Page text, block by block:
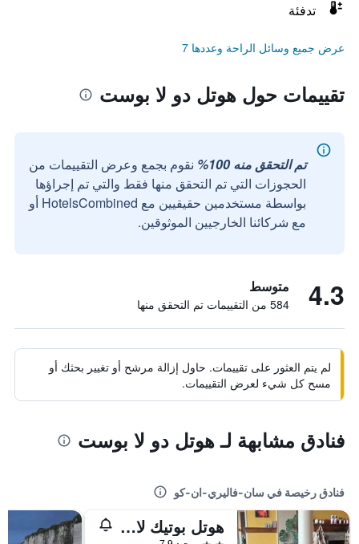
تدفئة
عرض جميع وسائل الراحة وعددها 7
تقييمات حول هوتل دو لا بوست
تم التحقق منه 100%
نقوم بجمع وعرض التقييمات من
الحجوزات التي تم التحقق منها فقط والتي تم إجراؤها
بواسطة مستخدمين حقيقيين مع HotelsCombined أو
مع شركائنا الخارجيين الموثوقين.
4.3 متوسط
584 من التقييمات تم التحقق منها
لم يتم العثور على تقييمات. حاول إزالة مرشح أو تغيير بحثك أو
مسح كل شيء لعرض التقييمات.
فنادق مشابهة لـ هوتل دو لا بوست
فنادق رخيصة في سان-فاليري-ان-كو
هوتل بوتيك لا ميزون ديز جاليتس